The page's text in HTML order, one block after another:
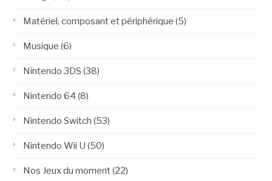
Matériel, composant et périphérique (5)
Musique (6)
Nintendo 3DS (38)
Nintendo 64 (8)
Nintendo Switch (53)
Nintendo Wii U (50)
Nos Jeux du moment(22)